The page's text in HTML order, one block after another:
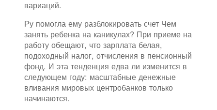
вариаций.
Ру помогла ему разблокировать счет Чем
занять ребенка на каникулах? При приеме на
работу обещают, что зарплата белая,
подоходный налог, отчисления в пенсионный
фонд. И эта тенденция едва ли изменится в
следующем году: масштабные денежные
вливания мировых центробанков только
начинаются.